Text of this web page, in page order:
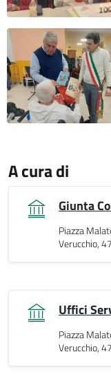
A cura di
Giunta
Piazza
Verucchio,
Uffici
Piazza
Verucchio,